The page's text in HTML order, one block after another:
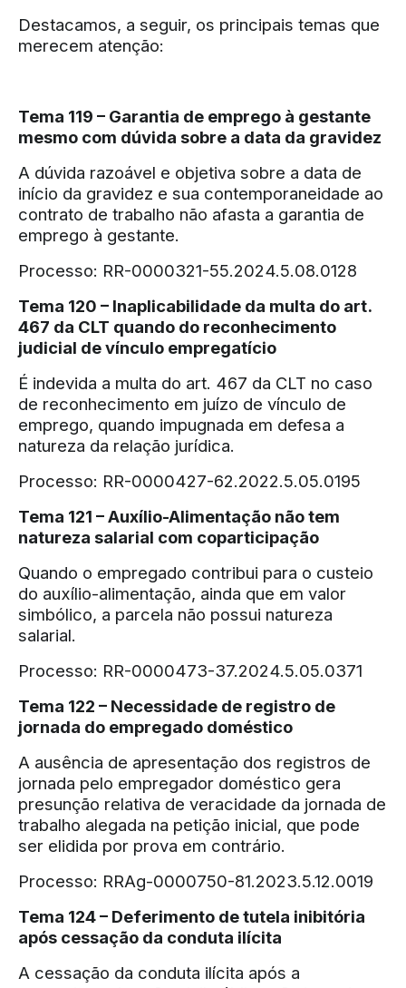
Destacamos, a seguir, os principais temas que
merecem atenção:
Tema 119 – Garantia de emprego à gestante
mesmo com dúvida sobre a data da gravidez
A dúvida razoável e objetiva sobre a data de
início da gravidez e sua contemporaneidade ao
contrato de trabalho não afasta a garantia de
emprego à gestante.
Processo: RR-0000321-55.2024.5.08.0128
Tema 120 – Inaplicabilidade da multa do art.
467 da CLT quando do reconhecimento
judicial de vínculo empregatício
É indevida a multa do art. 467 da CLT no caso
de reconhecimento em juízo de vínculo de
emprego, quando impugnada em defesa a
natureza da relação jurídica.
Processo: RR-0000427-62.2022.5.05.0195
Tema 121 – Auxílio-Alimentação não tem
natureza salarial com coparticipação
Quando o empregado contribui para o custeio
do auxílio-alimentação, ainda que em valor
simbólico, a parcela não possui natureza
salarial.
Processo: RR-0000473-37.2024.5.05.0371
Tema 122 – Necessidade de registro de
jornada do empregado doméstico
A ausência de apresentação dos registros de
jornada pelo empregador doméstico gera
presunção relativa de veracidade da jornada de
trabalho alegada na petição inicial, que pode
ser elidida por prova em contrário.
Processo: RRAg-0000750-81.2023.5.12.0019
Tema 124 – Deferimento de tutela inibitória
após cessação da conduta ilícita
A cessação da conduta ilícita após a